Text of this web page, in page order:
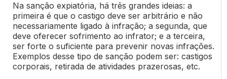
Na sanção expiatória, há três grandes ideias: a
primeira é que o castigo deve ser arbitrário e não
necessariamente ligado à infração; a segunda, que
deve oferecer sofrimento ao infrator; e a terceira,
ser forte o suficiente para prevenir novas infrações.
Exemplos desse tipo de sanção podem ser: castigos
corporais, retirada de atividades prazerosas, etc.